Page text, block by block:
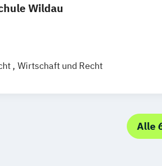
Consulting
Wildau
Wirtschaft und Recht
Alle